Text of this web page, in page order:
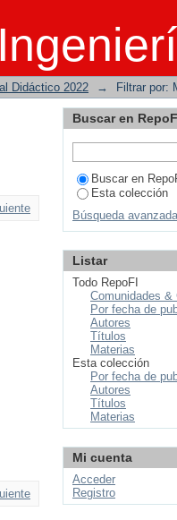
Didáctico 2022 → Filtrar por:
Buscar en
Buscar en
Esta colección
Búsqueda avanzada
Listar
Todo RepoFI
Comunidades &
Por fecha de
Autores
Títulos
Materias
Esta colección
Por fecha de
Autores
Títulos
Materias
Mi cuenta
Acceder
Registro